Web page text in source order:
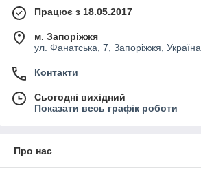
Працює з 18.05.2017
м. Запоріжжя
ул. Фанатська, 7, Запоріжжя, Україна
Контакти
Сьогодні вихідний
Показати весь графік роботи
Про нас